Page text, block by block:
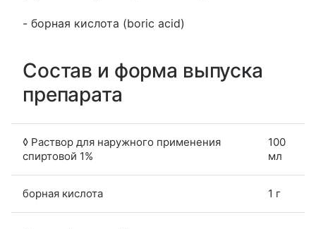
- борная кислота (boric acid)
Состав и форма выпуска
препарата
◊ Раствор для наружного применения
спиртовой 1%
100
мл
борная кислота 1 г